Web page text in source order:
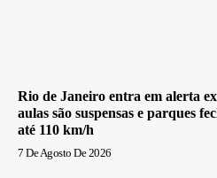
Rio de Janeiro entra em alerta
aulas são suspensas e parques
até 110 km/h
7 De Agosto De 2026